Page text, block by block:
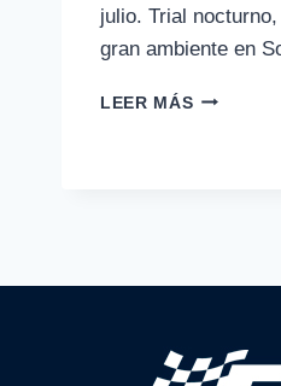
julio. Trial
gran ambiente en
LEER MÁSASÍ
DEL
CAMÍ